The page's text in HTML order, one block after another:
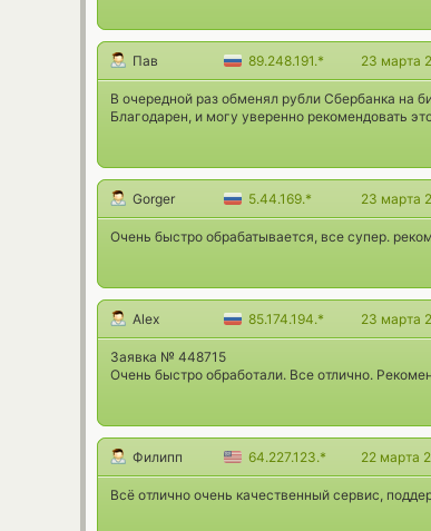
Пав 89.248.191.* 23 марта
В очередной раз обменял рубли Сбербанка на
Благодарен, и могу уверенно рекомендовать
Gorger 5.44.169.* 23 марта
Очень быстро обрабатывается, все супер.
Alex 85.174.194.* 23 марта
Заявка № 448715
Очень быстро обработали. Все отлично.
Филипп 64.227.123.* 22 марта
Всё отлично очень качественный сервис,